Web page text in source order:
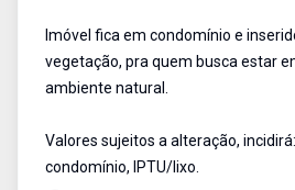
Imóvel fica em condomínio e
vegetação, pra quem busca estar
ambiente natural.
Valores sujeitos a alteração,
condomínio, IPTU/lixo.